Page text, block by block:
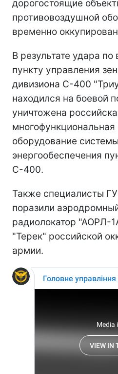
дорогостоящие
противовоздушной
временно
В результате удара
пункту управления
дивизиона С-400
находился на боевой
уничтожена
оборудование
энергообеспечения
С-400.
Также специалисты
поразили
радиолокатор "АОРЛ-
"Терек" российской
армии.